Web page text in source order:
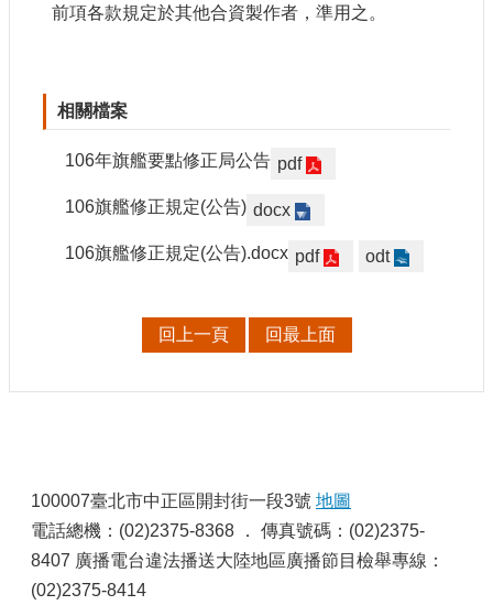
前項各款規定於其他合資製作者，準用之。
相關檔案
106年旗艦要點修正局公告 pdf
106旗艦修正規定(公告) docx
106旗艦修正規定(公告).docx pdf odt
回上一頁 回最上面
100007臺北市中正區開封街一段3號 地圖
電話總機：(02)2375-8368 ． 傳真號碼：(02)2375-
8407 廣播電台違法播送大陸地區廣播節目檢舉專線：
(02)2375-8414